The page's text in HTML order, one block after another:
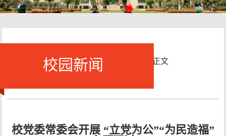
校园新闻
当前位置：首页 - 正文
校党委常委会开展 “立党为公”“为民造福”